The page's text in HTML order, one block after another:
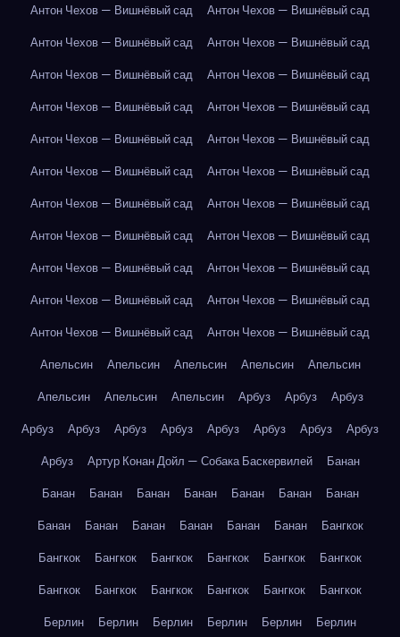
Антон Чехов — Вишнёвый сад
Антон Чехов — Вишнёвый сад
Антон Чехов — Вишнёвый сад
Антон Чехов — Вишнёвый сад
Антон Чехов — Вишнёвый сад
Антон Чехов — Вишнёвый сад
Антон Чехов — Вишнёвый сад
Антон Чехов — Вишнёвый сад
Антон Чехов — Вишнёвый сад
Антон Чехов — Вишнёвый сад
Антон Чехов — Вишнёвый сад
Антон Чехов — Вишнёвый сад
Антон Чехов — Вишнёвый сад
Антон Чехов — Вишнёвый сад
Антон Чехов — Вишнёвый сад
Антон Чехов — Вишнёвый сад
Антон Чехов — Вишнёвый сад
Антон Чехов — Вишнёвый сад
Антон Чехов — Вишнёвый сад
Антон Чехов — Вишнёвый сад
Антон Чехов — Вишнёвый сад
Антон Чехов — Вишнёвый сад
Апельсин
Апельсин Апельсин Апельсин
Апельсин
Апельсин
Апельсин Апельсин Арбуз Арбуз
Арбуз
Арбуз
Арбуз Арбуз Арбуз Арбуз Арбуз Арбуз
Арбуз
Арбуз
Артур Конан Дойл — Собака Баскервилей
Банан
Банан
Банан Банан Банан Банан Банан
Банан
Банан
Банан Банан Банан Банан Банан
Бангкок
Бангкок
Бангкок Бангкок Бангкок Бангкок
Бангкок
Бангкок
Бангкок Бангкок Бангкок Бангкок
Бангкок
Берлин
Берлин Берлин Берлин Берлин Берлин